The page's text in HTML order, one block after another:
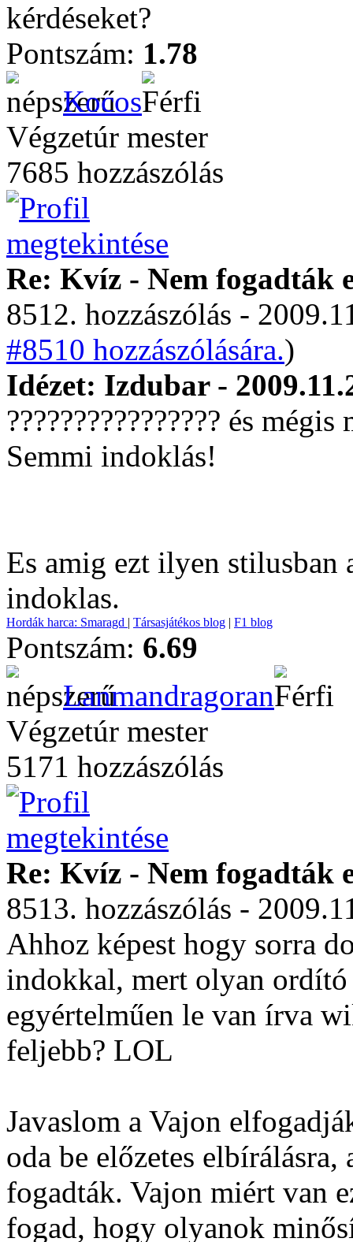
kérdéseket?
Pontszám: 1.78
Kocos
Végzetúr mester
7685 hozzászólás
Re: Kvíz - Nem fogadták
8512. hozzászólás -
#8510 hozzászólására.)
Idézet: Izdubar -
???????????????? és
Semmi indoklás!
Es amig ezt ilyen stilusban
indoklas.
Hordák harca: Smaragd | Társasjátékos blog | F1 blog
Pontszám: 6.69
Lanmandragoran
Végzetúr mester
5171 hozzászólás
Re: Kvíz - Nem fogadták
8513. hozzászólás -
Ahhoz képest hogy sorra
indokkal, mert olyan
egyértelműen le van írva
feljebb? LOL
Javaslom a Vajon
oda be előzetes
fogadták. Vajon miért van
fogad, hogy olyanok